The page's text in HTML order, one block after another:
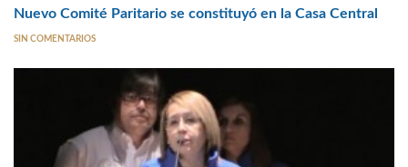
Nuevo Comité Paritario se constituyó en la Casa Central
SIN COMENTARIOS